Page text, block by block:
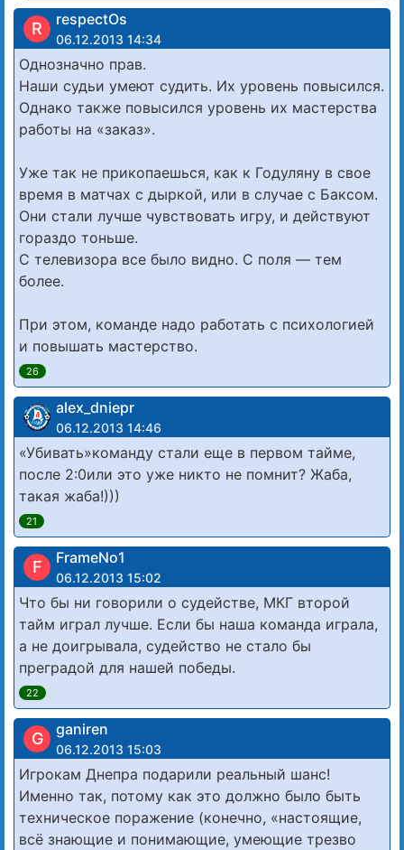
R respectOs
06.12.2013 14:34
Однозначно прав.
Наши судьи умеют судить. Их уровень повысился.
Однако также повысился уровень их мастерства
работы на «заказ».
Уже так не прикопаешься, как к Годуляну в свое
время в матчах с дыркой, или в случае с Баксом.
Они стали лучше чувствовать игру, и действуют
гораздо тоньше.
С телевизора все было видно. С поля — тем
более.
При этом, команде надо работать с психологией
и повышать мастерство.
26
alex_dniepr
06.12.2013 14:46
«Убивать»команду стали еще в первом тайме,
после 2:0или это уже никто не помнит? Жаба,
такая жаба!)))
21
F FrameNo1
06.12.2013 15:02
Что бы ни говорили о судействе, МКГ второй
тайм играл лучше. Если бы наша команда играла,
а не доигрывала, судейство не стало бы
преградой для нашей победы.
22
G ganiren
06.12.2013 15:03
Игрокам Днепра подарили реальный шанс!
Именно так, потому как это должно было быть
техническое поражение (конечно, «настоящие,
всё знающие и понимающие, умеющие трезво